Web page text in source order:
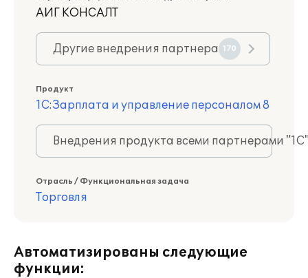
АИГ КОНСАЛТ
Другие внедрения партнера 170
Продукт
1С:Зарплата и управление персоналом 8
Внедрения продукта всеми партнерами
Отрасль / Функциональная задача
Торговля
Автоматизированы следующие
функции: